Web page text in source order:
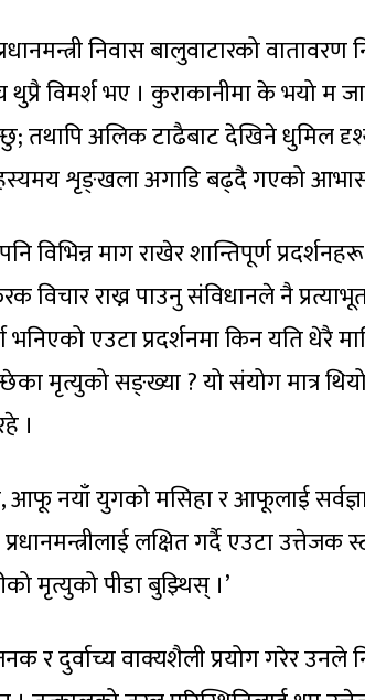
निवास बालुवाटारको
थुप्रै विमर्श भए । कुराकानीमा के भयो म
तथापि अलिक टाढैबाट देखिने धुमिल
शृङ्खला अगाडि बढ्दै गएको आभास
विभिन्न माग राखेर शान्तिपूर्ण
विचार राख्न पाउनु संविधानले नै
भनिएको एउटा प्रदर्शनमा किन यति धेरै
मृत्युको सङ्ख्या ? यो संयोग मात्र
।
आफू नयाँ युगको मसिहा र आफूलाई
लक्षित गर्दै एउटा
मृत्युको पीडा बुझ्थिस् ।’
र दुर्वाच्य वाक्यशैली प्रयोग गरेर